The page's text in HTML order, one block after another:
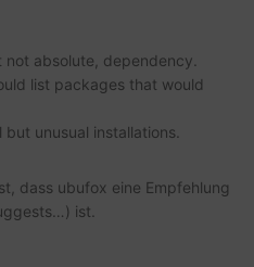
absolute, dependency.
list packages that would
unusual installations.
dass ubufox eine Empfehlung
ist.